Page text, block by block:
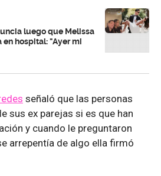
luego que Melissa
en hospital: "Ayer mi
señaló que las personas
sus ex parejas si es que han
y cuando le preguntaron
arrepentía de algo ella firmó